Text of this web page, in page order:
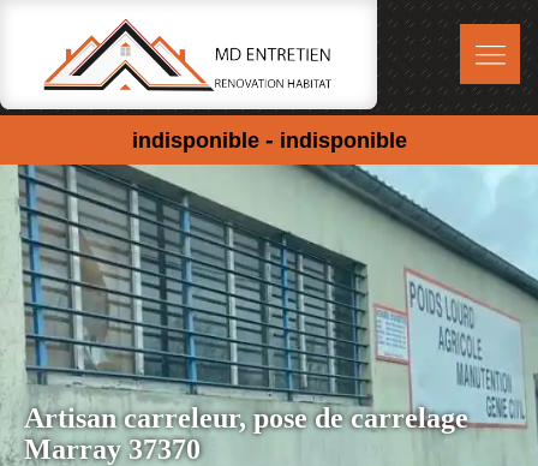
indisponible - indisponible
Artisan carreleur, pose de carrelage
Marray 37370